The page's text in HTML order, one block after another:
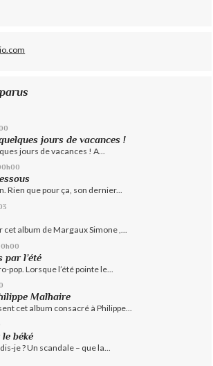
jours de vacances !
jours de vacances ! A...
Rien que pour ça, son dernier...
album de Margaux Simone ,...
par l’été
Lorsque l’été pointe le...
Malhaire
cet album consacré à Philippe...
béké
je ? Un scandale – que la...